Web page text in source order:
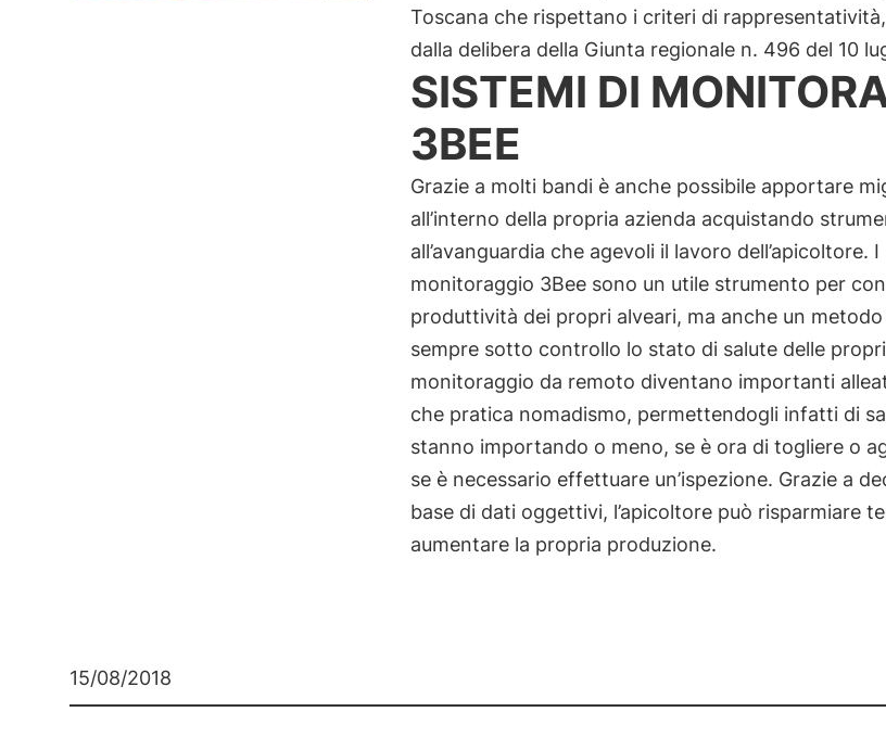
Toscana che rispettano i criteri di
dalla delibera della Giunta regionale n. 496 del 10
SISTEMI DI
3BEE
Grazie a molti bandi è anche possibile apportare
all’interno della propria azienda acquistando
all’avanguardia che agevoli il lavoro dell’apicoltore.
monitoraggio 3Bee sono un utile strumento per
produttività dei propri alveari, ma anche un
sempre sotto controllo lo stato di salute delle
monitoraggio da remoto diventano importanti
che pratica nomadismo, permettendogli infatti di
stanno importando o meno, se è ora di togliere o
se è necessario effettuare un’ispezione. Grazie a
base di dati oggettivi, l’apicoltore può risparmiare
aumentare la propria produzione.
15/08/2018